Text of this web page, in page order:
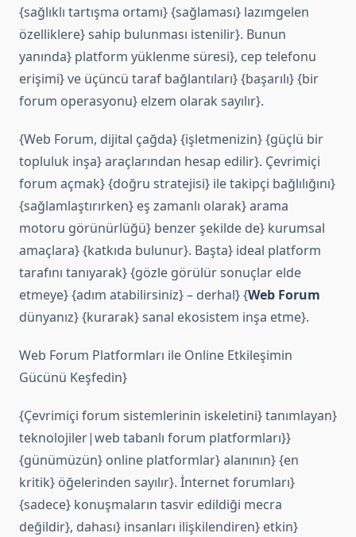
{sağlıklı tartışma ortamı} {sağlaması} lazımgelen
özelliklere} sahip bulunması istenilir}. Bunun
yanında} platform yüklenme süresi}, cep telefonu
erişimi} ve üçüncü taraf bağlantıları} {başarılı} {bir
forum operasyonu} elzem olarak sayılır}.
{Web Forum, dijital çağda} {işletmenizin} {güçlü bir
topluluk inşa} araçlarından hesap edilir}. Çevrimiçi
forum açmak} {doğru stratejisi} ile takipçi bağlılığını}
{sağlamlaştırırken} eş zamanlı olarak} arama
motoru görünürlüğü} benzer şekilde de} kurumsal
amaçlara} {katkıda bulunur}. Başta} ideal platform
tarafını tanıyarak} {gözle görülür sonuçlar elde
etmeye} {adım atabilirsiniz} – derhal} {Web Forum
dünyanız} {kurarak} sanal ekosistem inşa etme}.
Web Forum Platformları ile Online Etkileşimin
Gücünü Keşfedin}
{Çevrimiçi forum sistemlerinin iskeletini} tanımlayan}
teknolojiler|web tabanlı forum platformları}}
{günümüzün} online platformlar} alanının} {en
kritik} öğelerinden sayılır}. İnternet forumları}
{sadece} konuşmaların tasvir edildiği mecra
değildir}, dahası} insanları ilişkilendiren} etkin}